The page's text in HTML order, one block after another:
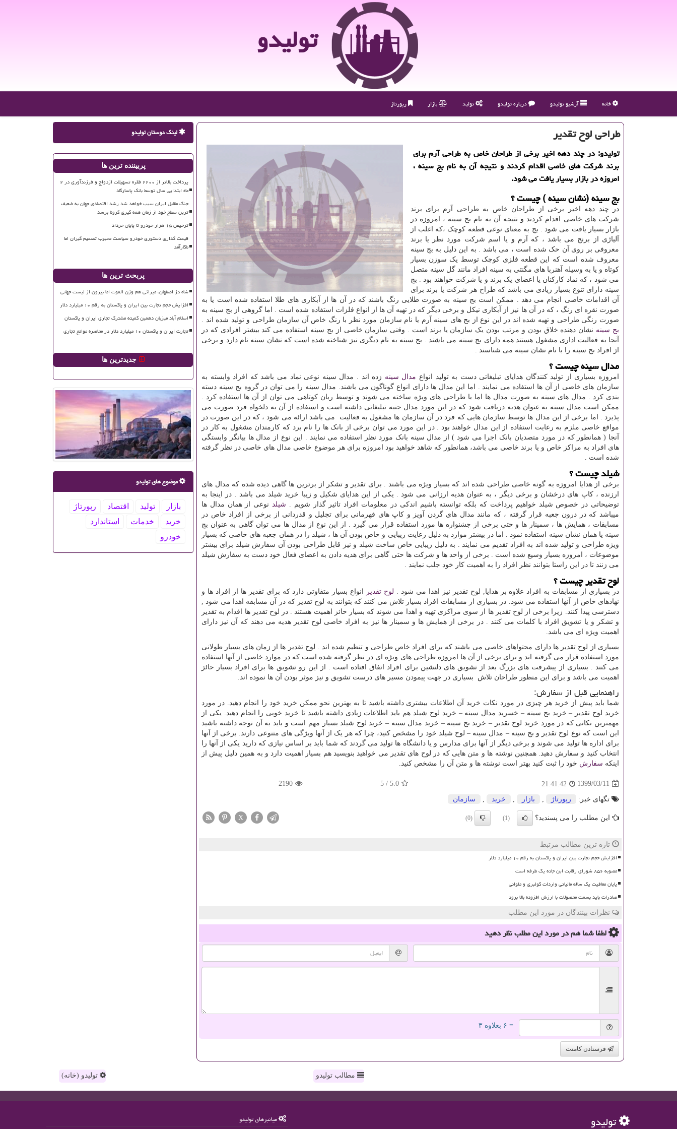
تولیدو
خانه آرشیو تولیدو درباره تولیدو تولید بازار رپورتاژ
طراحی لوح تقدیر
تولیدو: در چند دهه اخیر برخی از طراحان خاص به طراحی آرم برای
برند شركت های خاصی اقدام كردند و نتیجه آن به نام بج سینه ،
امروزه در بازار بسیار یافت می شود.
بج سینه (نشان سینه ) چیست ؟
در چند دهه اخیر برخی از طراحان خاص به طراحی آرم برای برند
شرکت های خاصی اقدام کردند و نتیجه آن به نام بج سینه ، امروزه در
بازار بسیار یافت می شود . بج به معنای نوعی قطعه کوچک ،که اغلب از
آلیاژی از برنج می باشد ، که آرم و یا اسم شرکت مورد نظر یا برند
معروفی بر روی آن حک شده است ، می باشد . به این دلیل به بج سینه
معروف شده است که این قطعه فلزی کوچک توسط یک سوزن بسیار
کوتاه و یا به وسیله آهنربا های مگنتی به سینه افراد مانند گل سینه متصل
می شود ، که نماد کارکنان یا اعضای یک برند و یا شرکت خواهند بود . بج
سینه دارای تنوع بسیار زیادی می باشد که طراح هر شرکت یا برند برای
آن اقدامات خاصی انجام می دهد . ممکن است بج سینه به صورت طلایی رنگ باشند که در آن ها از آبکاری های طلا استفاده شده است یا به
صورت نقره ای رنگ ، که در آن ها نیز از آبکاری نیکل و برخی دیگر که در تهیه آن ها از انواع فلزات استفاده شده است . اما گروهی از بج سینه به
صورت رنگی طراحی و تهیه شده اند در این نوع از بج های سینه آرم یا نام سازمان مورد نظر با رنگ خاص آن سازمان طراحی و تولید شده اند .
بج سینه نشان دهنده خلاق بودن و مرتب بودن یک سازمان یا برند است . وقتی سازمان خاصی از بج سینه استفاده می کند بیشتر افرادی که در
آنجا به فعالیت اداری مشغول هستند همه دارای بج سینه می باشند . بج سینه به نام دیگری نیز شناخته شده است که نشان سینه نام دارد و برخی
از افراد بج سینه را با نام نشان سینه می شناسند .
مدال سینه چیست ؟
امروزه بسیاری از تولید کنندگان هدایای تبلیغاتی دست به تولید انواع مدال سینه زده اند . مدال سینه نوعی نماد می باشد که افراد وابسته به
سازمان های خاصی از آن ها استفاده می نمایند . اما این مدال ها دارای انواع گوناگون می باشند. مدال سینه را می توان در گروه بج سینه دسته
بندی کرد . مدال های سینه به صورت مدال ها اما با طراحی های ویژه ساخته می شوند و توسط ربان کوتاهی می توان از آن ها استفاده کرد .
ممکن است مدال سینه به عنوان هدیه دریافت شود که در این مورد مدال جنبه تبلیغاتی داشته است و استفاده از آن به دلخواه فرد صورت می
پذیرد . اما برخی از این مدال ها توسط سازمان هایی که فرد در آن سازمان ها مشغول به فعالیت می باشد ارائه می شود ، که در این صورت در
مواقع خاصی ملزم به رعایت استفاده از این مدال خواهند بود . در این مورد می توان برخی از بانک ها را نام برد که کارمندان مشغول به کار در
آنجا ( همانطور که در مورد متصدیان بانک اجرا می شود ) از مدال سینه بانک مورد نظر استفاده می نمایند . این نوع از مدال ها بیانگر وابستگی
های افراد به مراکز خاص و یا برند خاصی می باشد، همانطور که شاهد خواهید بود امروزه برای هر موضوع خاصی مدال های خاصی در نظر گرفته
شده است .
شیلد چیست ؟
برخی از هدایا امروزه به گونه خاصی طراحی شده اند که بسیار ویژه می باشند . برای تقدیر و تشکر از برترین ها گاهی دیده شده که مدال های
ارزنده ، کاپ های درخشان و برخی دیگر ، به عنوان هدیه ارزانی می شود . یکی از این هدایای شکیل و زیبا خرید شیلد می باشد . در اینجا به
توضیحاتی در خصوص شیلد خواهیم پرداخت که بلکه توانسته باشیم اندکی در معلومات افراد تاثیر گذار شویم . شیلدنوعی از همان مدال ها
میباشد که در درون جعبه قرار گرفته ، که مانند مدال های گردن آویز و کاپ های قهرمانی برای تجلیل و قدردانی از برخی از افراد خاص در
مسابقات ، همایش ها ، سمینار ها و حتی برخی از جشنواره ها مورد استفاده قرار می گیرد . از این نوع از مدال ها می توان گاهی به عنوان بج
سینه یا همان نشان سینه استفاده نمود . اما در بیشتر موارد به دلیل رعایت زیبایی و خاص بودن آن ها ، شیلد را در همان جعبه های خاصی که بسیار
ویژه طراحی و تولید شده اند به افراد تقدیم می نمایند . به دلیل زیبایی خاص ساخت شیلد و نیز قابل طراحی بودن آن سفارش شیلد برای بیشتر
موضوعات ، امروزه بسیار وسیع شده است . برخی از واحد ها و شرکت ها حتی گاهی برای هدیه دادن به اعضای فعال خود دست به سفارش شیلد
می زنند تا در این راستا بتوانند نظر افراد را به اهمیت کار خود جلب نمایند .
لوح تقدیر چیست ؟
در بسیاری از مسابقات به افراد علاوه بر هدایا, لوح تقدیر نیز اهدا می شود . لوح تقدیر
انواع بسیار متفاوتی دارد که برای تقدیر ها از افراد ها و
نهادهای خاص از آنها استفاده می شود. در بسیاری از مسابقات افراد بسیار تلاش می کنند که بتوانند به لوح تقدیر که در آن مسابقه اهدا می شود ,
دسترسی پیدا کنند. زیرا برخی از لوح تقدیر ها از سوی مراکزی تهیه و اهدا می شوند که بسیار حائز اهمیت هستند . در لوح تقدیر ها اقدام به تقدیر
و تشکر و یا تشویق افراد با کلمات می کنند . در برخی از همایش ها و سمینار ها نیز به افراد خاصی لوح تقدیر هدیه می دهند که آن نیز دارای
اهمیت ویژه ای می باشد.
بسیاری از لوح تقدیر ها دارای محتواهای خاصی می باشند که برای افراد خاص طراحی و تنظیم شده اند . لوح تقدیر ها از زمان های بسیار طولانی
مورد استفاده قرار می گرفته اند و برای برخی از آن ها امروزه طراحی های ویژه ای در نظر گرفته شده است که در موارد خاصی از آنها استفاده
می کنند . بسیاری از پیشرفت های بزرگ بعد از تشویق های دلنشین برای افراد اتفاق افتاده است . از این رو تشویق ها برای افراد بسیار حائز
اهمیت می باشد و برای این منظور طراحان تلاش بسیاری در جهت پیمودن مسیر های درست تشویق و نیز موثر بودن آن ها نموده اند.
راهنمایی قبل از سفارش:
شما باید پیش از خرید هر چیزی در مورد نکات خرید آن اطلاعات بیشتری داشته باشید تا به بهترین نحو ممکن خرید خود را انجام دهید. در مورد
خرید لوح تقدیر – خرید بج سینه – خسرید مدال سینه – خرید لوح شیلد هم باید اطلاعات زیادی داشته باشید تا خرید خوبی را انجام دهید. یکی از
مهمترین نکاتی که در مورد خرید لوح تقدیر – خرید بج سینه – خرید مدال سینه – خرید لوح شیلد بسیار مهم است و باید به آن توجه داشته باشید
این است که نوع لوح تقدیر و بج سینه – مدال سینه – لوح شیلد خود را مشخص کنید، چرا که هر یک از آنها ویژگی های متنوعی دارند. برخی از آنها
برای اداره ها تولید می شوند و برخی دیگر از آنها برای مدارس و یا دانشگاه ها تولید می گردند که شما باید بر اساس نیازی که دارید یکی از آنها را
انتخاب کنید و سفارش دهید. همچنین نوشته ها و متن هایی که در لوح های تقدیر می خواهید بنویسید هم بسیار اهمیت دارد و به همین دلیل پیش از
اینکه سفارش خود را ثبت کنید بهتر است نوشته ها و متن آن را مشخص کنید.
1399/03/11
21:41:42
5.0
/
5
2190
تگهای خبر: رپورتاژ بازار خرید سازمان
این مطلب را می پسندید؟ (1)
(0)
X
تازه ترین مطالب مرتبط
افزایش حجم تجارت بین ایران و پاکستان به رقم ۱۰ میلیارد دلار
مصوبه ۸۵۶ شورای رقابت این جاده یک طرفه است
پایان معافیت یک ساله مالیاتی واردات کولبری و ملوانی
صادرات باید بسمت محصولات با ارزش افزوده بالا برود
نظرات بینندگان در مورد این مطلب
لطفا شما همدر مورد این مطلبنظر دهید
= ۶ بعلاوه ۳
فرستادن کامنت
لینک دوستان تولیدو
پربیننده ترین ها
پرداخت بالاتر از ۲۲۰۰ فقره تسهیلات ازدواج و فرزندآوری در ۲
ماه ابتدایی سال توسط بانک پاسارگاد
جنگ مقابل ایران سبب خواهد شد رشد اقتصادی جهان به ضعیف
ترین سطح خود از زمان همه گیری کرونا برسد
ترخیص ۱۵ هزار خودرو تا پایان خرداد
قیمت گذاری دستوری خودرو سیاست محبوب تصمیم گیران اما
ناکارآمد
پربحث ترین ها
شاه دژ اصفهان، میراثی هم وزن الموت اما بیرون از لیست جهانی
افزایش حجم تجارت بین ایران و پاکستان به رقم ۱۰ میلیارد دلار
اسلام آباد میزبان دهمین کمیته مشترک تجاری ایران و پاکستان
تجارت ایران و پاکستان ۱۰ میلیارد دلار در محاصره موانع تجاری
جدیدترین ها
موضوع های تولیدو
بازار تولید اقتصاد
رپورتاژ
خرید
خدمات
استاندارد
خودرو
مطالب تولیدو تولیدو (خانه)
تولیدو میانبرهای تولیدو